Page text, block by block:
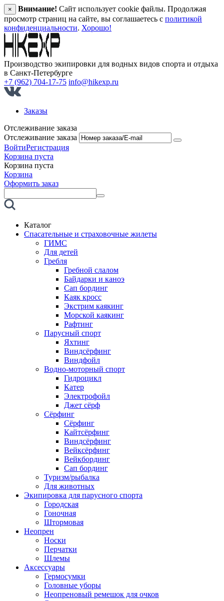
× Внимание! Сайт использует cookie файлы. Продолжая
просмотр страниц на сайте, вы соглашаетесь с политикой
конфиденциальности. Хорошо!
Производство экипировки для водных видов спорта и отдыха
в Санкт‑Петербурге
+7 (962) 704-17-75 info@hikexp.ru
Заказы
Отслеживание заказа
Отслеживание заказа
ВойтиРегистрация
Корзина пуста
Корзина пуста
Корзина
Оформить заказ
Каталог
Спасательные и страховочные жилеты
ГИМС
Для детей
Гребля
Гребной слалом
Байдарки и каноэ
Сап бординг
Каяк кросс
Экстрим каякинг
Морской каякинг
Рафтинг
Парусный спорт
Яхтинг
Виндсёрфинг
Виндфойл
Водно-моторный спорт
Гидроцикл
Катер
Электрофойл
Джет сёрф
Сёрфинг
Сёрфинг
Кайтсёрфинг
Виндсёрфинг
Вейксёрфинг
Вейкбординг
Сап бординг
Туризм/рыбалка
Для животных
Экипировка для парусного спорта
Городская
Гоночная
Штормовая
Неопрен
Носки
Перчатки
Шлемы
Аксессуары
Гермосумки
Головные уборы
Неопреновый ремешок для очков